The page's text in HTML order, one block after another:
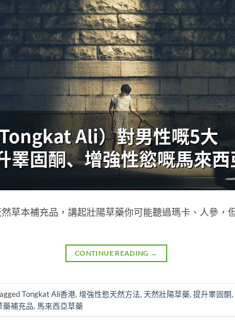
草本補充品，講起壯陽草藥你可能聽過瑪卡、人參，
CONTINUE READING →
Tongkat Ali香港, 增強性慾天然方法, 天然壯陽草藥, 提升睪固酮,
藥補充品, 馬來西亞草藥